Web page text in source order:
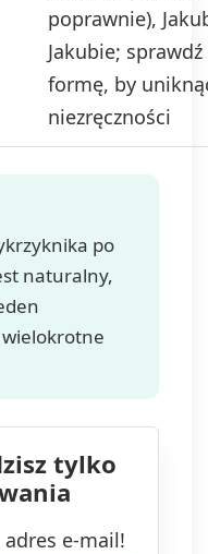
poprawnie),
Jakubie; sprawdź
formę, by
niezręczności
po
naturalny,
tylko
e-mail!